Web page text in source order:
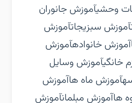
وحشی‏آموزش جانوران
سبزیجات‏آموزش
خانواده‏آموزش
خانگی‏آموزش وسایل
ماه ها‏آموزش
ها‏آموزش مبلمان‏آموزش